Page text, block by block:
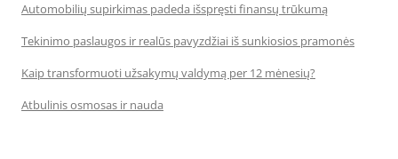
Automobilių supirkimas padeda išspręsti finansų trūkumą
Tekinimo paslaugos ir realūs pavyzdžiai iš sunkiosios pramonės
Kaip transformuoti užsakymų valdymą per 12 mėnesių?
Atbulinis osmosas ir nauda